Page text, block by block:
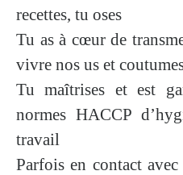
recettes, tu oses
Tu as à cœur de
vivre nos us et
Tu maîtrises et est
normes HACCP
travail
Parfois en contact